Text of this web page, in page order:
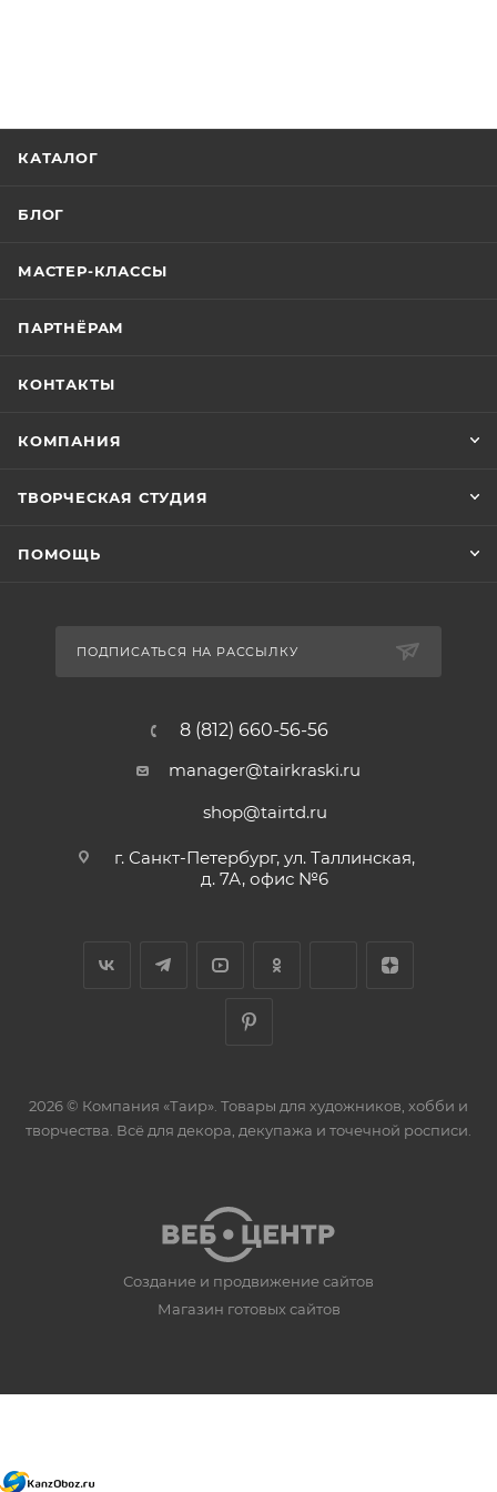
КАТАЛОГ
БЛОГ
МАСТЕР-КЛАССЫ
ПАРТНЁРАМ
КОНТАКТЫ
КОМПАНИЯ
ТВОРЧЕСКАЯ СТУДИЯ
ПОМОЩЬ
ПОДПИСАТЬСЯ НА РАССЫЛКУ
8 (812) 660-56-56
manager@tairkraski.ru
shop@tairtd.ru
г. Санкт-Петербург, ул. Таллинская,
д. 7А, офис №6
2026 © Компания «Таир». Товары для художников, хобби и
творчества. Всё для декора, декупажа и точечной росписи.
Создание и продвижение сайтов
Магазин готовых сайтов